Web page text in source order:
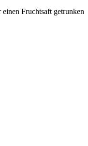
Fruchtsaft getrunken